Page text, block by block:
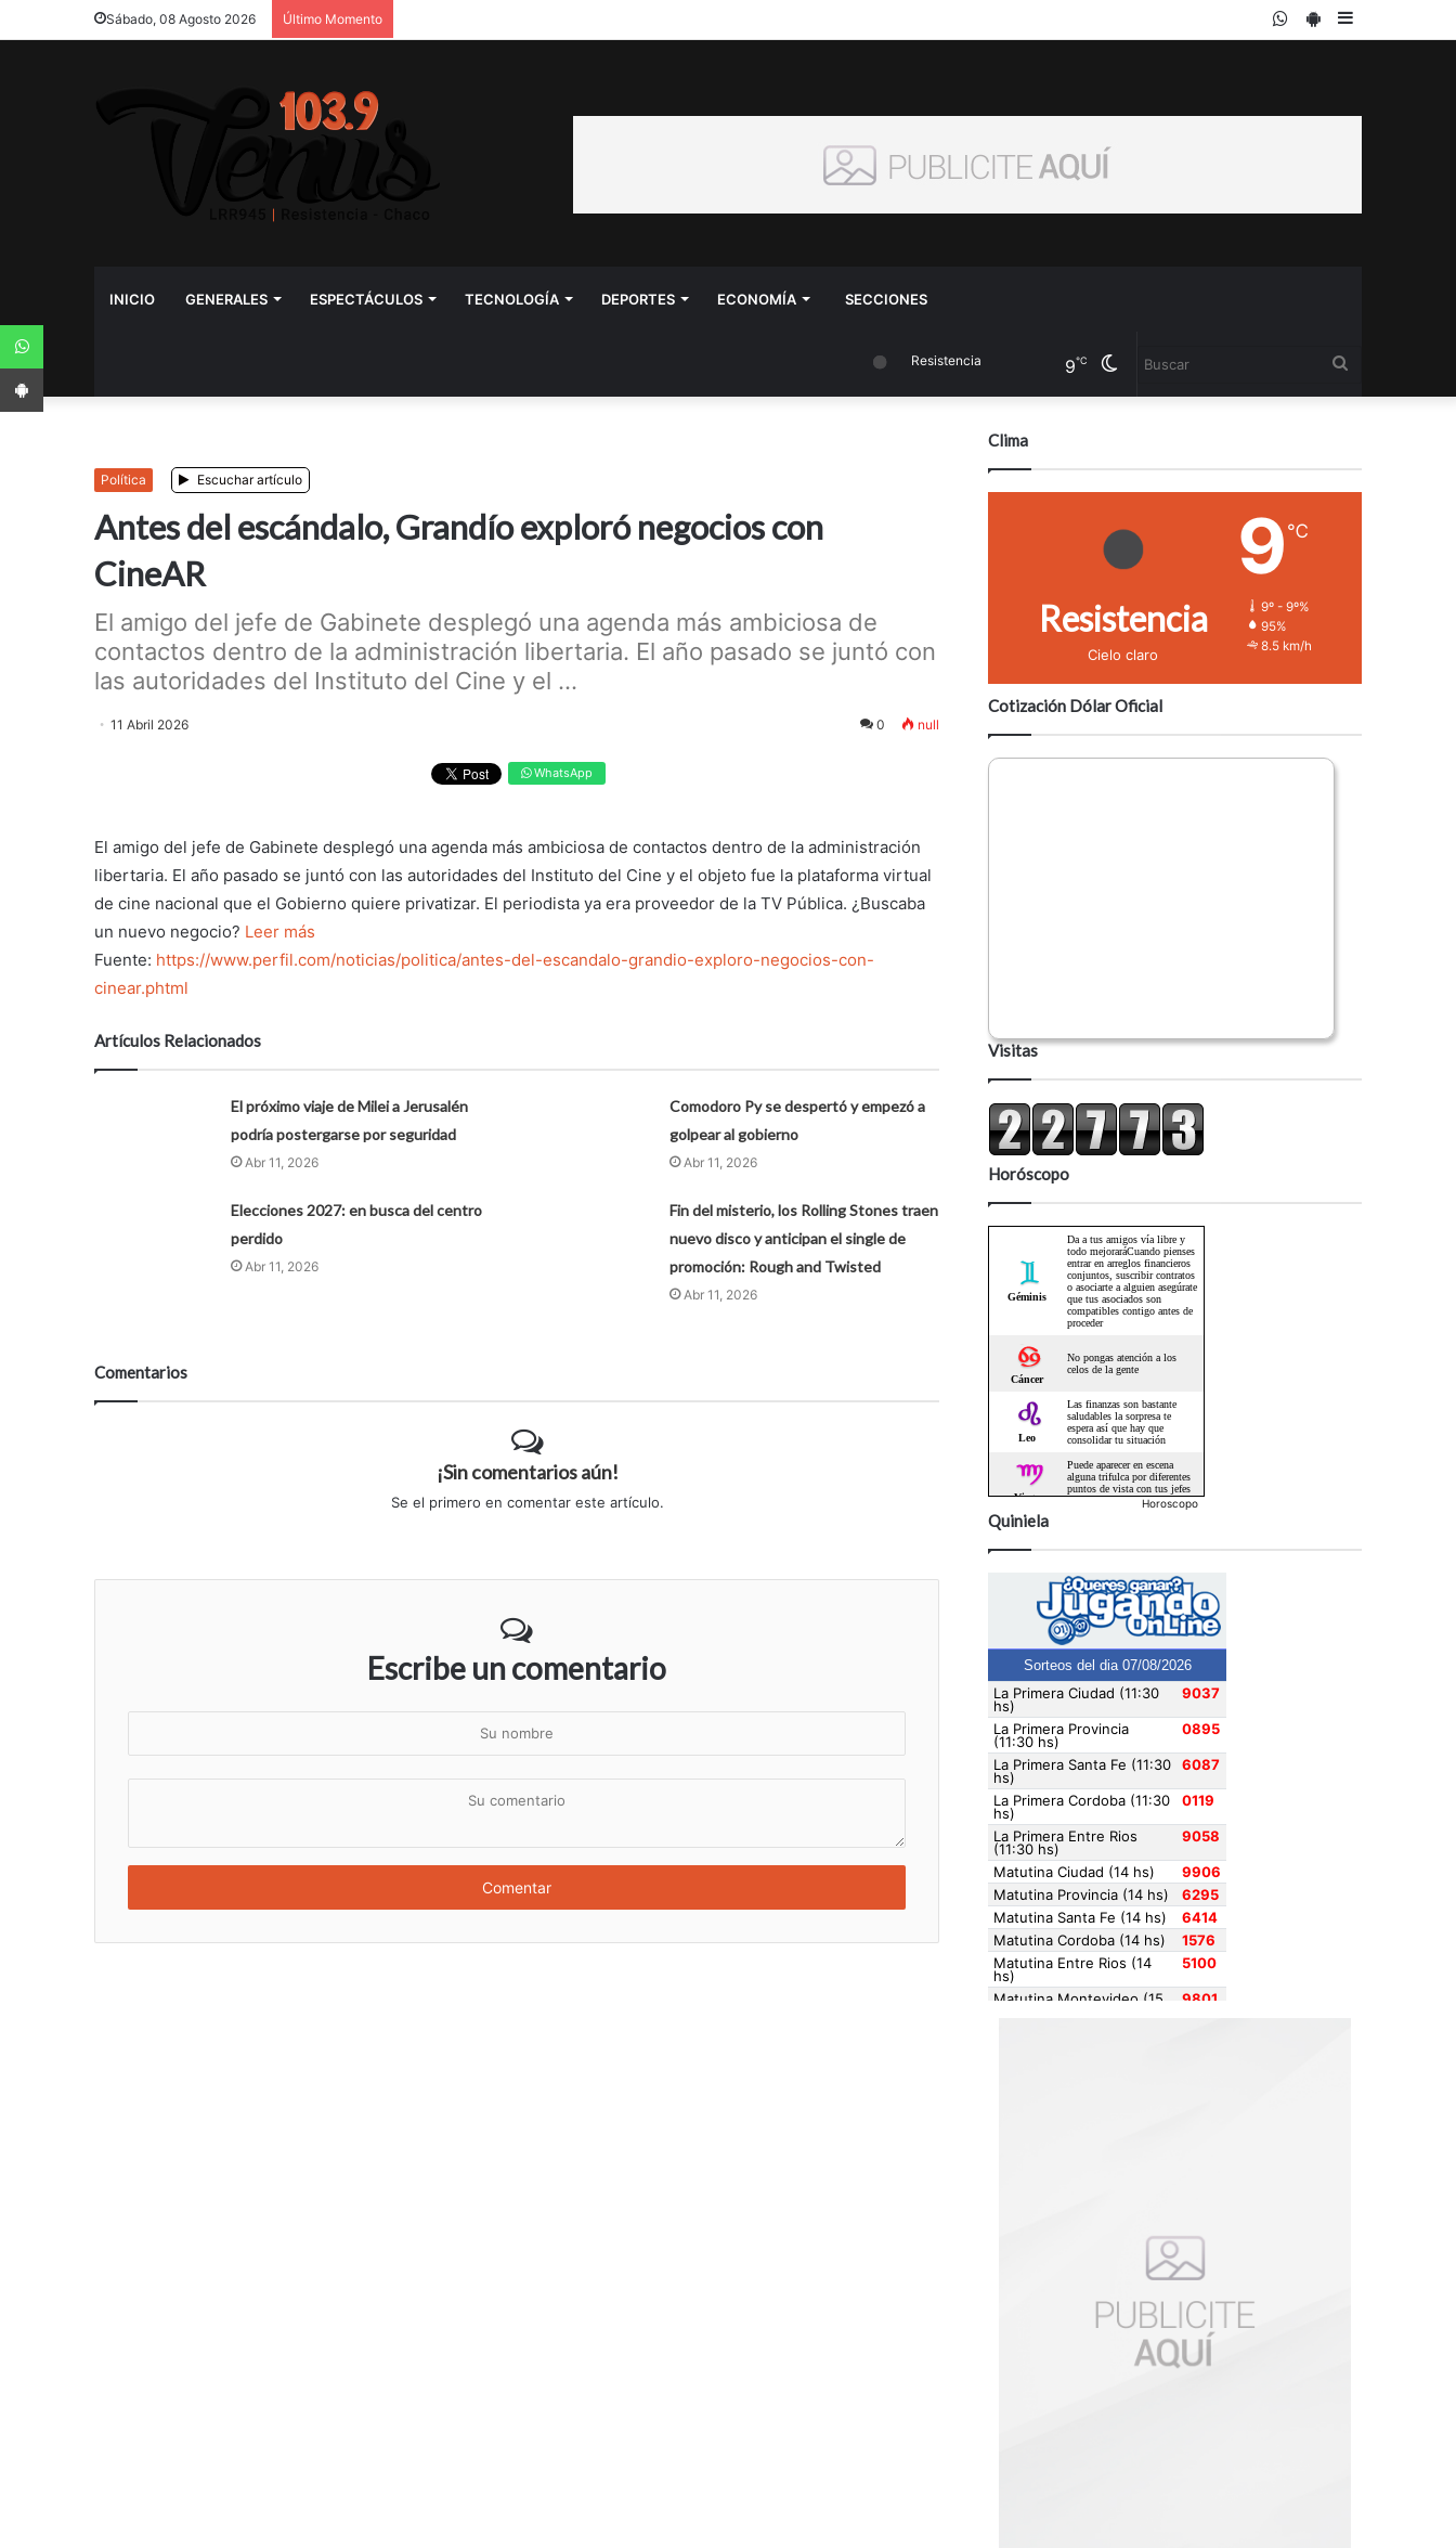
Sábado, 08 Agosto 2026 Último Momento PlayStore
WhatsApp
INICIO GENERALES ESPECTÁCULOS TECNOLOGÍA DEPORTES ECONOMÍA SECCIONES
Cambiar
Resistencia 9℃
Política Escuchar artículo
Antes del escándalo, Grandío exploró negocios con
CineAR
El amigo del jefe de Gabinete desplegó una agenda más ambiciosa de
contactos dentro de la administración libertaria. El año pasado se juntó con
las autoridades del Instituto del Cine y el ...
11 Abril 2026 0 null
WhatsApp
El amigo del jefe de Gabinete desplegó una agenda más ambiciosa de contactos dentro de la administración
libertaria. El año pasado se juntó con las autoridades del Instituto del Cine y el objeto fue la plataforma virtual
de cine nacional que el Gobierno quiere privatizar. El periodista ya era proveedor de la TV Pública. ¿Buscaba
un nuevo negocio? Leer más
Fuente: https://www.perfil.com/noticias/politica/antes-del-escandalo-grandio-exploro-negocios-con-
cinear.phtml
Artículos Relacionados
El próximo viaje de Milei a Jerusalén
podría postergarse por seguridad
Abr 11, 2026
Comodoro Py se despertó y empezó a
golpear al gobierno
Abr 11, 2026
Elecciones 2027: en busca del centro
perdido
Abr 11, 2026
Fin del misterio, los Rolling Stones traen
nuevo disco y anticipan el single de
promoción: Rough and Twisted
Abr 11, 2026
Comentarios
¡Sin comentarios aún!
Se el primero en comentar este artículo.
Escribe un comentario
t
Clima
Resistencia
Cielo claro
9 ℃
9º - 9º%
95%
8.5 km/h
Cotización Dólar Oficial
Visitas
Horóscopo
Horoscopo
Quiniela